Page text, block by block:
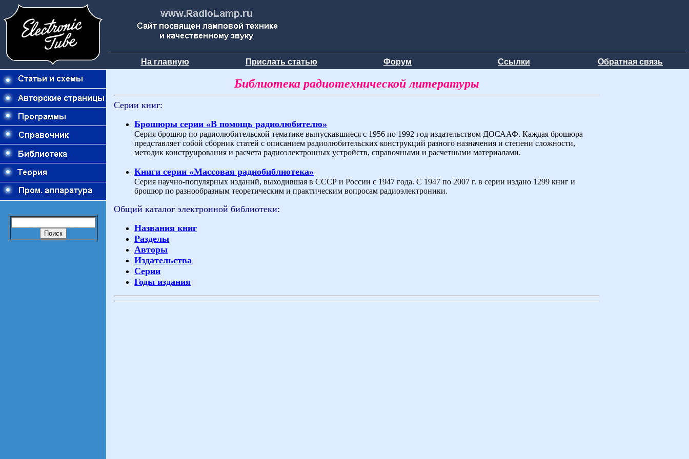
На главную Прислать статью Форум Ссылки Обратная связь
Библиотека радиотехнической литературы
Серии книг:
Брошюры серии «В помощь радиолюбителю»
Серия брошюр по радиолюбительской тематике выпускавшиеся с 1956 по 1992 год издательством ДОСААФ. Каждая брошюра
представляет собой сборник статей с описанием радиолюбительских конструкций разного назначения и степени сложности,
методик конструирования и расчета радиоэлектронных устройств, справочными и расчетными материалами.
Книги серии «Массовая радиобиблиотека»
Серия научно-популярных изданий, выходившая в СССР и России с 1947 года. С 1947 по 2007 г. в серии издано 1299 книг и
брошюр по разнообразным теоретическим и практическим вопросам радиоэлектроники.
Общий каталог электронной библиотеки:
Названия книг
Разделы
Авторы
Издательства
Серии
Годы издания